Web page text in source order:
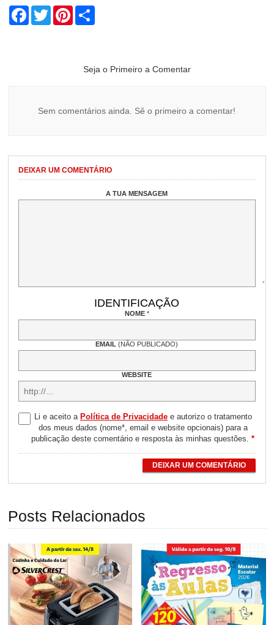
Facebook
TwitterPinterest
Seja o Primeiro a Comentar
Sem comentários ainda. Sê o primeiro a comentar!
DEIXAR UM COMENTÁRIO
A TUA MENSAGEM
IDENTIFICAÇÃO
NOME *
EMAIL(NÃO PUBLICADO)
WEBSITE
Li e aceito a Política de Privacidadee autorizo o tratamento
dos meus dados (nome*, email e website opcionais) para a
publicação deste comentário e resposta às minhas questões.*
DEIXAR UM COMENTÁRIO
Posts Relacionados